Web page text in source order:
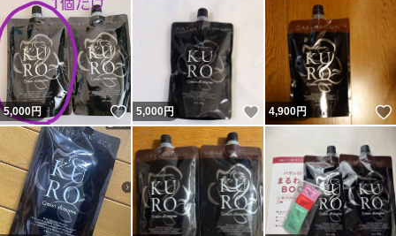
5,000円 いいね！
5,000円 いいね！
4,900円